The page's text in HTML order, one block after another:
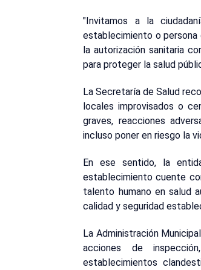
"Invitamos a la
establecimiento o
la autorización sanitaria
para proteger la salud
La Secretaría de Salud
locales improvisados o
graves, reacciones
incluso poner en riesgo la
En ese sentido, la
establecimiento cuente
talento humano en salud
calidad y seguridad
La Administración
acciones de
establecimientos